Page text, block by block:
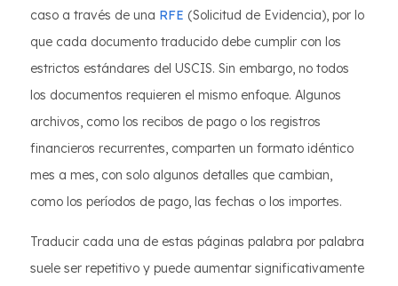
caso a través de una RFE (Solicitud de Evidencia), por lo
que cada documento traducido debe cumplir con los
estrictos estándares del USCIS. Sin embargo, no todos
los documentos requieren el mismo enfoque. Algunos
archivos, como los recibos de pago o los registros
financieros recurrentes, comparten un formato idéntico
mes a mes, con solo algunos detalles que cambian,
como los períodos de pago, las fechas o los importes.
Traducir cada una de estas páginas palabra por palabra
suele ser repetitivo y puede aumentar significativamente